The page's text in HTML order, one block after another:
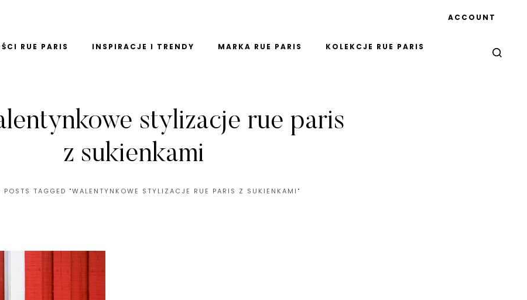
RUE PARIS INSPIRACJE I TRENDY MARKA RUE PARIS KOLEKCJE RUE PARIS
ACCOUNT
stylizacje rue paris
z sukienkami
POSTS TAGGED "WALENTYNKOWE STYLIZACJE RUE PARIS Z SUKIENKAMI"